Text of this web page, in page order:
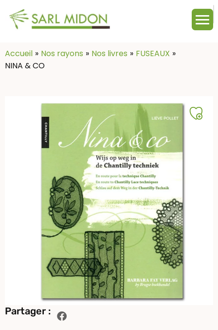
Accueil
Nos rayons Nos livres
FUSEAUX
NINA & CO
Partager :